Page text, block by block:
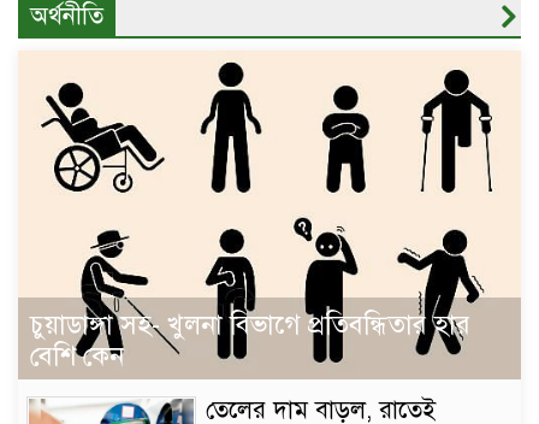
অর্থনীতি
চুয়াডাঙ্গা সহ- খুলনা বিভাগে প্রতিবন্ধিতার হার
বেশি কেন
তেলের দাম বাড়ল, রাতেই